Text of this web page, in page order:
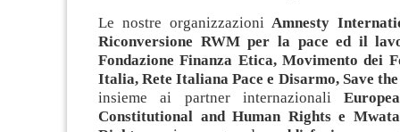
Le nostre organizzazioniAmnesty
Riconversione RWM per la pace ed il
Fondazione Finanza Etica, Movimento dei
Italia, Rete Italiana Pace e Disarmo, Save
insieme ai partner internazionali
Constitutional and Human Rights e